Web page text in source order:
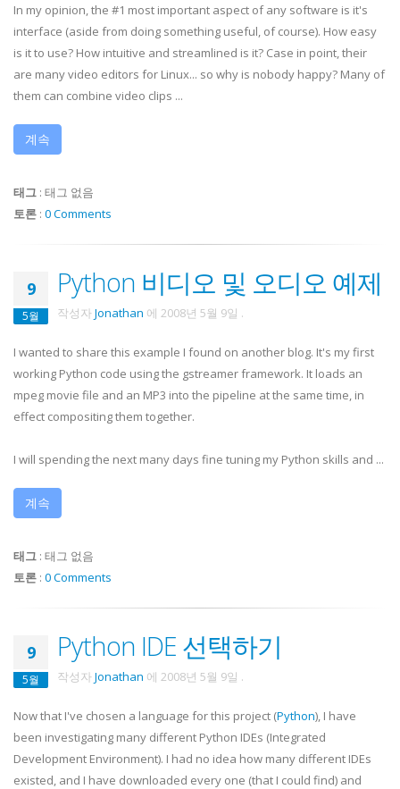
In my opinion, the #1 most important aspect of any software is it's
interface (aside from doing something useful, of course). How easy
is it to use? How intuitive and streamlined is it? Case in point, their
are many video editors for Linux... so why is nobody happy? Many of
them can combine video clips ...
계속
태그 : 태그 없음
토론 : 0 Comments
9
5월
Python 비디오 및 오디오 예제
작성자Jonathan 에 2008년 5월 9일 .
I wanted to share this example I found on another blog. It's my first
working Python code using the gstreamer framework. It loads an
mpeg movie file and an MP3 into the pipeline at the same time, in
effect compositing them together.
I will spending the next many days fine tuning my Python skills and ...
계속
태그 : 태그 없음
토론 : 0 Comments
9
5월
Python IDE 선택하기
작성자Jonathan 에 2008년 5월 9일 .
Now that I've chosen a language for this project (Python), I have
been investigating many different Python IDEs (Integrated
Development Environment). I had no idea how many different IDEs
existed, and I have downloaded every one (that I could find) and